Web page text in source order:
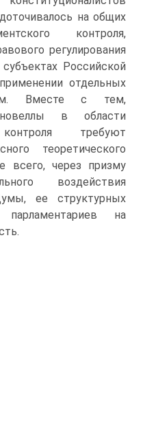
на общих
контроля,
регулирования
Российской
отдельных
Вместе с тем,
новеллы в области
требуют
теоретического
всего, через призму
воздействия
ее структурных
на